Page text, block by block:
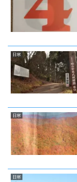
日常
日常
日常